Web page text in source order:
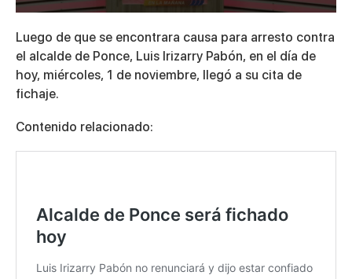
seconds
of
2
minutes,
35
seconds
Luego de que se encontrara causa para arresto contra
el alcalde de Ponce, Luis Irizarry Pabón, en el día de
hoy, miércoles, 1 de noviembre, llegó a su cita de
fichaje.
Contenido relacionado: